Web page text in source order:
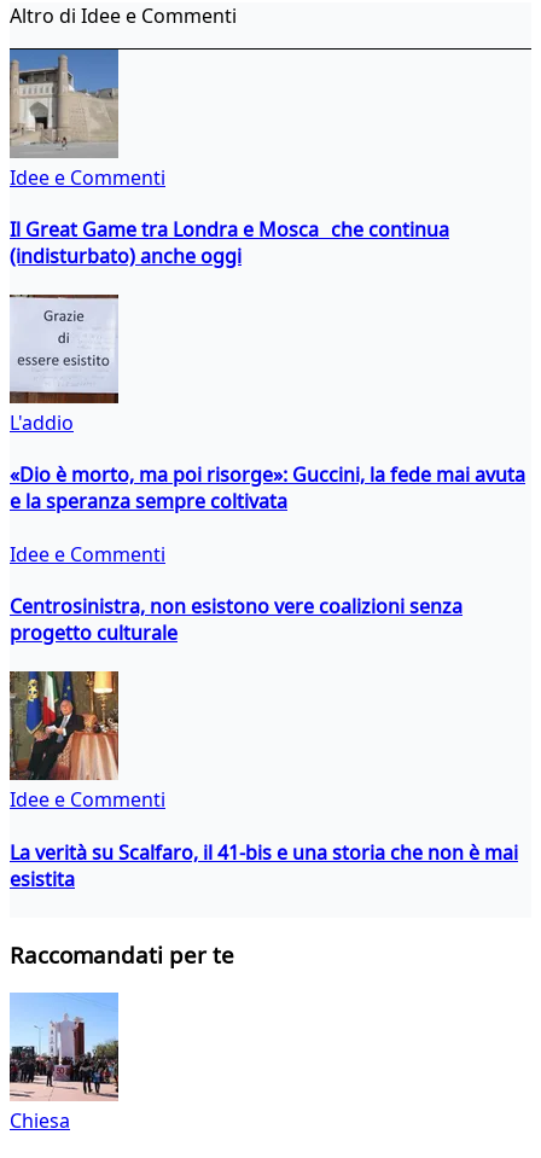
Altro di Idee e Commenti
Idee e Commenti
Il Great Game tra Londra e Mosca che continua
(indisturbato) anche oggi
L'addio
«Dio è morto, ma poi risorge»: Guccini, la fede mai avuta
e la speranza sempre coltivata
Idee e Commenti
Centrosinistra, non esistono vere coalizioni senza
progetto culturale
Idee e Commenti
La verità su Scalfaro, il 41-bis e una storia che non è mai
esistita
Raccomandati per te
Chiesa